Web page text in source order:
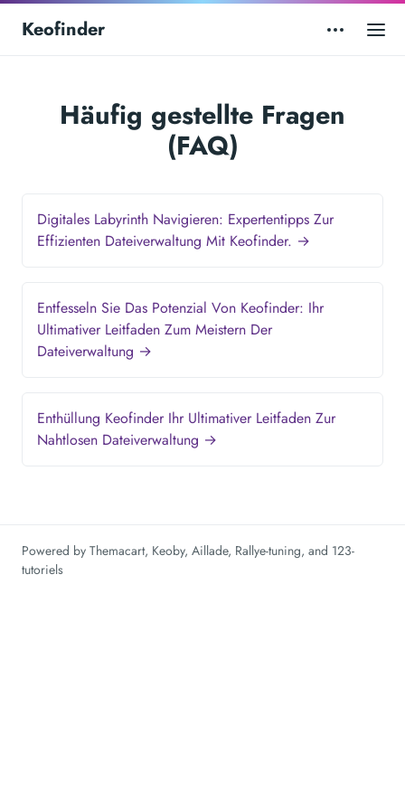
Keofinder
Häufig gestellte Fragen
(FAQ)
Digitales Labyrinth Navigieren: Expertentipps Zur
Effizienten Dateiverwaltung Mit Keofinder. →
Entfesseln Sie Das Potenzial Von Keofinder: Ihr
Ultimativer Leitfaden Zum Meistern Der
Dateiverwaltung →
Enthüllung Keofinder Ihr Ultimativer Leitfaden Zur
Nahtlosen Dateiverwaltung →
Powered by Themacart, Keoby, Aillade, Rallye-tuning, and 123-
tutoriels